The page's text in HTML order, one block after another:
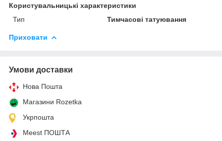
Користувальницькі характеристики
Тип
Тимчасові татуювання
Приховати
Умови доставки
Нова Пошта
Магазини Rozetka
Укрпошта
Meest ПОШТА